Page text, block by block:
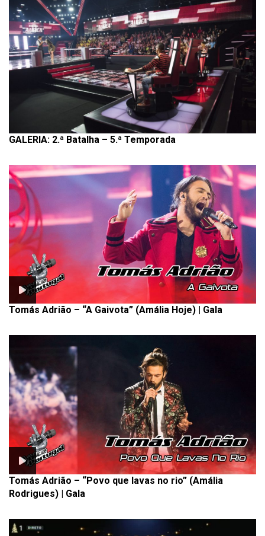
GALERIA: 2.ª Batalha – 5.ª Temporada
Tomás Adrião – “A Gaivota” (Amália Hoje) | Gala
Tomás Adrião – “Povo que lavas no rio” (Amália
Rodrigues) | Gala